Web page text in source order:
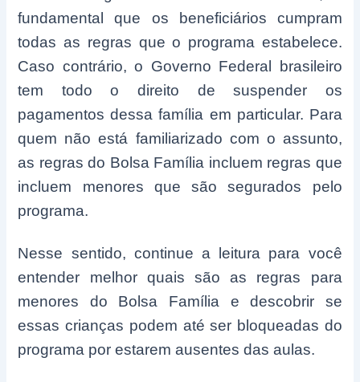
fundamental que os beneficiários cumpram
todas as regras que o programa estabelece.
Caso contrário, o Governo Federal brasileiro
tem todo o direito de suspender os
pagamentos dessa família em particular. Para
quem não está familiarizado com o assunto,
as regras do Bolsa Família incluem regras que
incluem menores que são segurados pelo
programa.
Nesse sentido, continue a leitura para você
entender melhor quais são as regras para
menores do Bolsa Família e descobrir se
essas crianças podem até ser bloqueadas do
programa por estarem ausentes das aulas.